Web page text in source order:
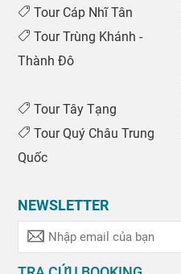
Tour Cáp Nhĩ Tân
Tour Trùng Khánh -
Thành Đô
Tour Tây Tạng
Tour Quý Châu Trung
Quốc
NEWSLETTER